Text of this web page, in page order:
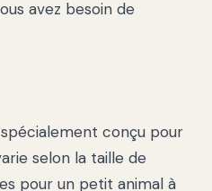
avez besoin de
conçu pour
selon la taille de
pour un petit animal à